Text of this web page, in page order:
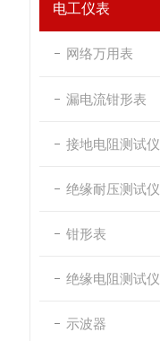
电工仪表
网络万用表
漏电流钳形表
接地电阻测试仪
绝缘耐压测试仪
钳形表
绝缘电阻测试仪
示波器